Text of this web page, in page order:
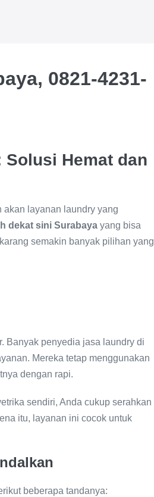
0821-4231-
Hemat dan
akan layanan laundry yang
dekat sini Surabaya yang bisa
semakin banyak pilihan yang
Banyak penyedia jasa laundry di
Mereka tetap menggunakan
dengan rapi.
sendiri, Anda cukup serahkan
itu, layanan ini cocok untuk
beberapa tandanya: